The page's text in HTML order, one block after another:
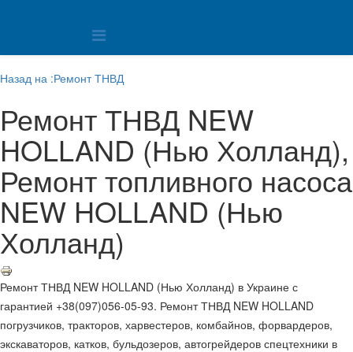
Назад на :Ремонт ТНВД
Ремонт ТНВД NEW
HOLLAND (Нью Холланд),
Ремонт топливного насоса
NEW HOLLAND (Нью
Холланд)
Ремонт ТНВД NEW HOLLAND (Нью Холланд) в Украине с
гарантией +38(097)056-05-93. Ремонт ТНВД NEW HOLLAND
погрузчиков, тракторов, харвестеров, комбайнов, форвардеров,
экскаваторов, катков, бульдозеров, автогрейдеров спецтехники в